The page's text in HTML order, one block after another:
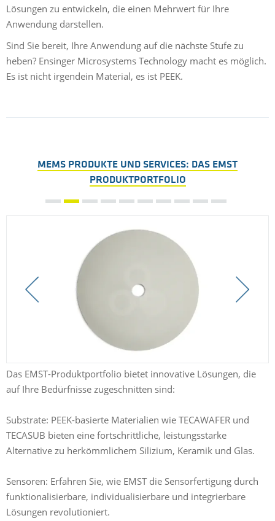
Lösungen zu entwickeln, die einen Mehrwert für Ihre
Anwendung darstellen.
Sind Sie bereit, Ihre Anwendung auf die nächste Stufe zu
heben? Ensinger Microsystems Technology macht es möglich.
Es ist nicht irgendein Material, es ist PEEK.
MEMS PRODUKTE UND SERVICES: DAS EMST
PRODUKTPORTFOLIO
Das EMST-Produktportfolio bietet innovative Lösungen, die
auf Ihre Bedürfnisse zugeschnitten sind:
​Substrate: PEEK-basierte Materialien wie TECAWAFER und
TECASUB bieten eine fortschrittliche, leistungsstarke
Alternative zu herkömmlichem Silizium, Keramik und Glas.
​Sensoren: Erfahren Sie, wie EMST die Sensorfertigung durch
funktionalisierbare, individualisierbare und integrierbare
Lösungen revolutioniert.